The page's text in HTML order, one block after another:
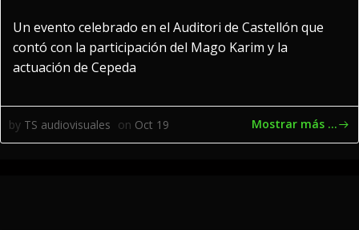
Un evento celebrado en el Auditori de Castellón que
contó con la participación del Mago Karim y la
actuación de Cepeda
by TS audiovisuales on Oct 19 Mostrar más ...